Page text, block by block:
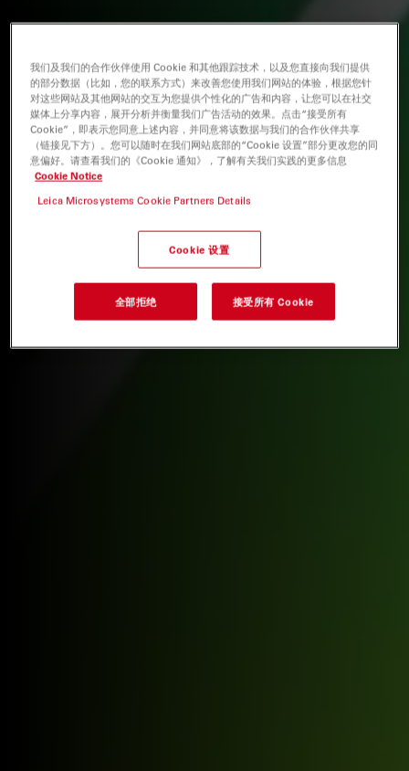
我们及我们的合作伙伴使用 Cookie 和其他跟踪技术，以及您直接向我们提供
的部分数据（比如，您的联系方式）来改善您使用我们网站的体验，根据您针
对这些网站及其他网站的交互为您提供个性化的广告和内容，让您可以在社交
媒体上分享内容，展开分析并衡量我们广告活动的效果。点击“接受所有
Cookie”，即表示您同意上述内容，并同意将该数据与我们的合作伙伴共享
（链接见下方）。您可以随时在我们网站底部的“Cookie 设置”部分更改您的同
意偏好。请查看我们的《Cookie 通知》，了解有关我们实践的更多信息
Cookie Notice
Leica Microsystems Cookie Partners Details
Cookie 设置
全部拒绝 接受所有 Cookie